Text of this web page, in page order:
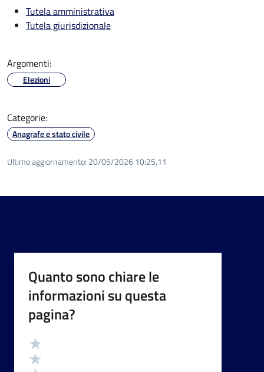
Tutela amministrativa
Tutela giurisdizionale
Argomenti:
Elezioni
Categorie:
Anagrafe e stato civile
Ultimo aggiornamento: 20/05/2026 10:25.11
Quanto sono chiare le
informazioni su questa
pagina?
Valutazione